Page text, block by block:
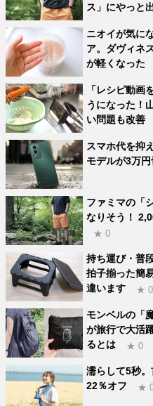
ス」にやっと
ニオイが気に
ア。ダヴィネ
が軽くなった
「レシピ動画
うになった！
い問題も改善
スマホ代を抑
モデルが3万
ファミマの「
なりそう！
★ 0
持ち運び・普
拍子揃った簡
違います
★ 0
モンベルの「
が旅行で大活
るとは
★ 0
濡らして5秒
22％オフ
★